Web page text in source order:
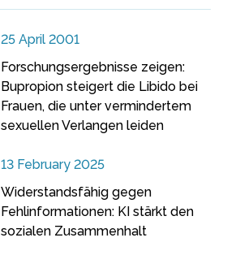
25 April 2001
Forschungsergebnisse zeigen:
Bupropion steigert die Libido bei
Frauen, die unter vermindertem
sexuellen Verlangen leiden
13 February 2025
Widerstandsfähig gegen
Fehlinformationen: KI stärkt den
sozialen Zusammenhalt